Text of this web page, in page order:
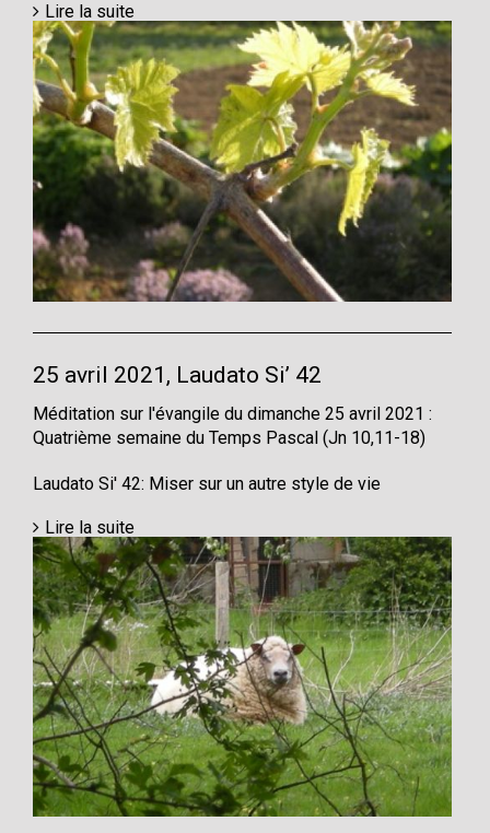
Lire la suite
25 avril 2021, Laudato Si’ 42
Méditation sur l'évangile du dimanche 25 avril 2021 :
Quatrième semaine du Temps Pascal (Jn 10,11-18)
Laudato Si' 42: Miser sur un autre style de vie
Lire la suite